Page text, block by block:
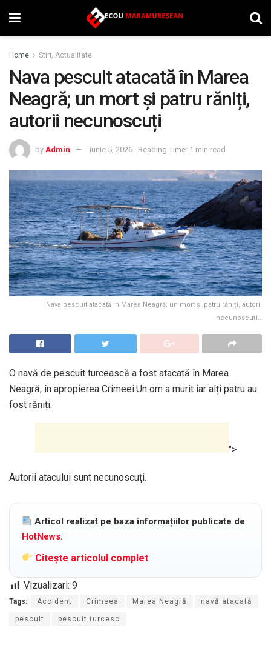
Home Stiri, Actualitate
Nava pescuit atacată în Marea
Neagră; un mort și patru răniți,
autorii necunoscuți
by Admin iunie 5, 2026 Reading Time: 1 min read
Nava pescuit atacată în Marea Neagră; un mort și patru răniți, autorii
necunoscuți…
O navă de pescuit turcească a fost atacată în Marea
Neagră, în apropierea Crimeei.Un om a murit iar alți patru au
fost răniți.
">
Autorii atacului sunt necunoscuți.
Articol realizat pe baza informațiilor publicate de
HotNews.
Citește articolul complet
Vizualizari: 9
Tags: Accident Crimeea Marea Neagră navă atacată
pescuit pescuit turcesc